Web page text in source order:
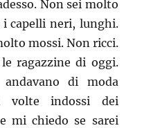
Non sei molto
capelli neri, lunghi.
mossi. Non ricci.
ragazzine di oggi.
di moda
volte indossi dei
mi chiedo se sarei